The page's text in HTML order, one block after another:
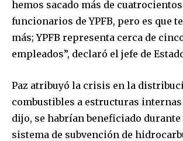
hemos sacado más de
funcionarios de YPFB, pero es que
más; YPFB representa cerca de
empleados”, declaró el jefe de
Paz atribuyó la crisis en la
combustibles a estructuras internas
dijo, se habrían beneficiado durante
sistema de subvención de